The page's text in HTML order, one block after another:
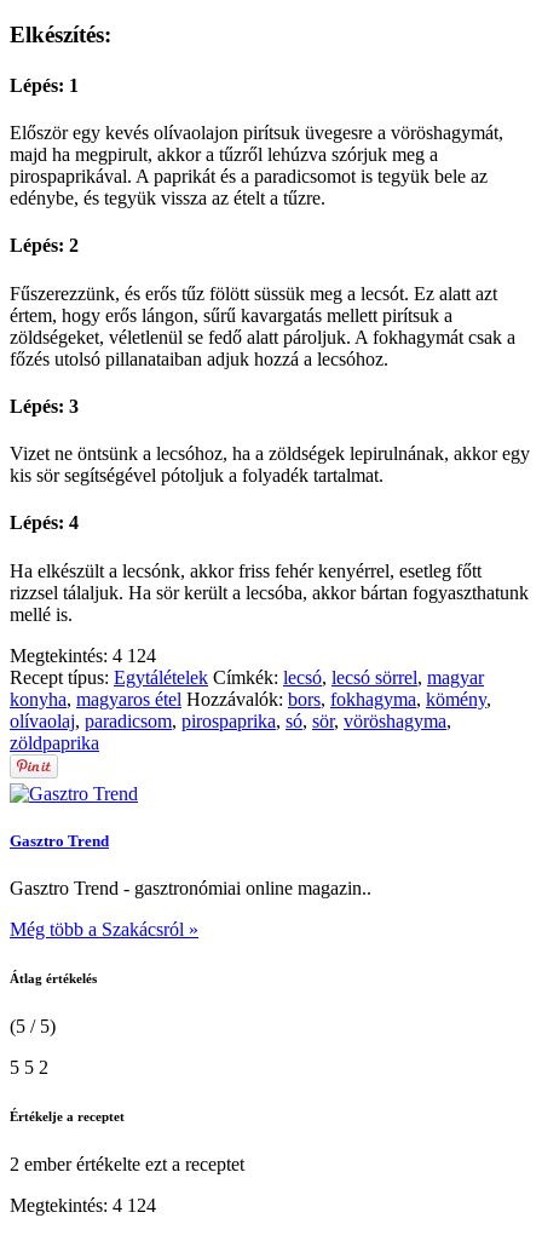
Elkészítés:
Lépés: 1
Először egy kevés olívaolajon pirítsuk üvegesre a vöröshagymát,
majd ha megpirult, akkor a tűzről lehúzva szórjuk meg a
pirospaprikával. A paprikát és a paradicsomot is tegyük bele az
edénybe, és tegyük vissza az ételt a tűzre.
Lépés: 2
Fűszerezzünk, és erős tűz fölött süssük meg a lecsót. Ez alatt azt
értem, hogy erős lángon, sűrű kavargatás mellett pirítsuk a
zöldségeket, véletlenül se fedő alatt pároljuk. A fokhagymát csak a
főzés utolsó pillanataiban adjuk hozzá a lecsóhoz.
Lépés: 3
Vizet ne öntsünk a lecsóhoz, ha a zöldségek lepirulnának, akkor egy
kis sör segítségével pótoljuk a folyadék tartalmat.
Lépés: 4
Ha elkészült a lecsónk, akkor friss fehér kenyérrel, esetleg főtt
rizzsel tálaljuk. Ha sör került a lecsóba, akkor bártan fogyaszthatunk
mellé is.
Megtekintés: 4 124
Recept típus: Egytálételek Címkék: lecsó, lecsó sörrel, magyar
konyha, magyaros étel Hozzávalók: bors, fokhagyma, kömény,
olívaolaj, paradicsom, pirospaprika, só, sör, vöröshagyma,
zöldpaprika
Gasztro Trend
Gasztro Trend - gasztronómiai online magazin..
Még több a Szakácsról »
Átlag értékelés
(5 / 5)
5 5 2
Értékelje a receptet
2 emberértékelte ezt a receptet
Megtekintés: 4 124